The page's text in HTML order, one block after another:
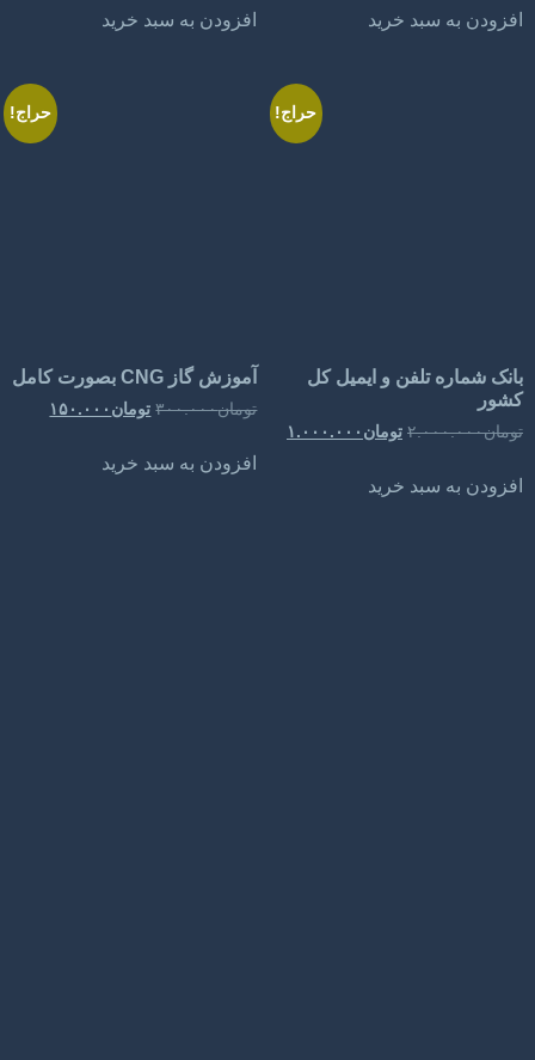
خرید افزودن به سبد خرید
و ایمیل کل
تومان۱.۰۰۰.۰۰۰
خرید
آموزش گاز CNG بصورت کامل
تومان۱۵۰.۰۰۰
افزودن به سبد خرید